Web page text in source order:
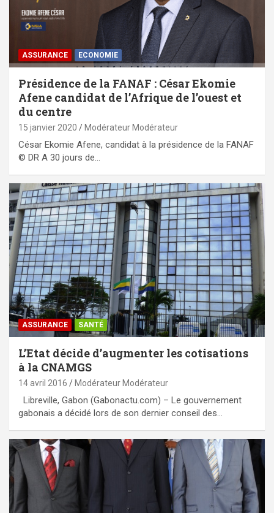
ASSURANCE ECONOMIE
Présidence de la FANAF : César Ekomie
Afene candidat de l’Afrique de l’ouest et
du centre
15 janvier 2020 Modérateur Modérateur
César Ekomie Afene, candidat à la présidence de la FANAF
© DR A 30 jours de…
ASSURANCE SANTÉ
L’Etat décide d’augmenter les cotisations
à la CNAMGS
14 avril 2016 Modérateur Modérateur
Libreville, Gabon (Gabonactu.com) – Le gouvernement
gabonais a décidé lors de son dernier conseil des…